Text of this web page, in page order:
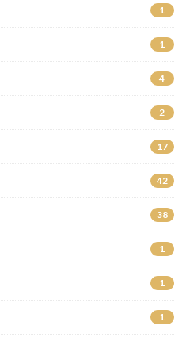
1
1
4
2
17
42
38
1
1
1